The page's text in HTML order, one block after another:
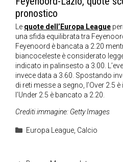
pronostico
Le quote dell’Europa League
una sfida equilibrata tra
Feyenoord è bancata a 2.20
biancoceleste è considerato
indicato in palinsesto a 3.00.
invece data a 3.60. Spostando
di reti messe a segno, l’Over 2.5
l’Under 2.5 è bancato a 2.20.
Crediti immagine: Getty Images
Categorie
Europa League, Calcio